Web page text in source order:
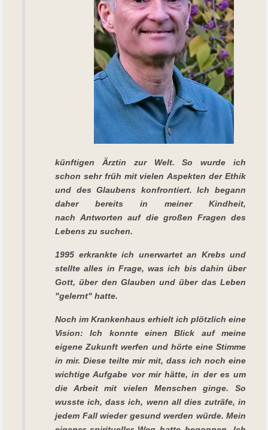
künftigen Ärztin zur Welt. So wurde ich
schon sehr früh mit vielen Aspekten der Ethik
und des Glaubens konfrontiert. Ich begann
daher bereits in meiner Kindheit,
nach Antworten auf die großen Fragen des
Lebens zu suchen.
1995 erkrankte ich unerwartet an Krebs und
stellte alles in Frage, was ich bis dahin über
Gott, über den Glauben und über das Leben
"gelernt" hatte.
Noch im Krankenhaus erhielt ich plötzlich eine
Vision: Ich konnte einen Blick auf meine
eigene Zukunft werfen und hörte eine Stimme
in mir. Diese teilte mir mit, dass ich noch eine
wichtige Aufgabe vor mir hätte, in der es um
die Arbeit mit vielen Menschen ginge. So
wusste ich, dass ich, wenn all dies zuträfe, in
jedem Fall wieder gesund werden würde. Mein